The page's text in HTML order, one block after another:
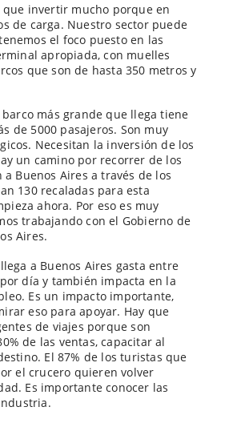
que invertir mucho porque en
de carga. Nuestro sector puede
el foco puesto en las
apropiada, con muelles
que son de hasta 350 metros y
más grande que llega tiene
de 5000 pasajeros. Son muy
Necesitan la inversión de los
un camino por recorrer de los
Buenos Aires a través de los
130 recaladas para esta
ahora. Por eso es muy
trabajando con el Gobierno de
Aires.
a Buenos Aires gasta entre
día y también impacta en la
Es un impacto importante,
eso para apoyar. Hay que
de viajes porque son
de las ventas, capacitar al
El 87% de los turistas que
el crucero quieren volver
Es importante conocer las